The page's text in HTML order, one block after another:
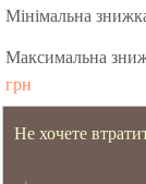
Мінімальна
Максимальна
грн
Не хочете